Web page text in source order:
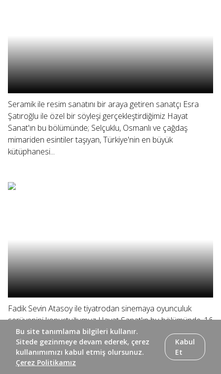
Seramik ile resim sanatını bir araya getiren sanatçı Esra
Şatıroğlu ile özel bir söyleşi gerçekleştirdiğimiz Hayat
Sanat'ın bu bölümünde; Selçuklu, Osmanlı ve çağdaş
mimariden esintiler taşıyan, Türkiye'nin en büyük
kütüphanesi...
Fadik Sevin Atasoy ile tiyatrodan sinemaya oyunculuk
serüvenini konuştuğumuz Hayat Sanat'ın bu bölümünde, 16
sanatçıyı buluşturan 28 Şubat temalı "Böyle Daha
Güzelsin" sergisinin galasına katılıyor; Finlandiya'nın caz
üçlülerinden "Kari İkonen...
Bu site tanımlama bilgileri kullanır.
Sitede gezinmeye devam ederek, çerez
kullanımımızı kabul etmiş olursunuz.
Çerez Politikamız
Kabul
Et